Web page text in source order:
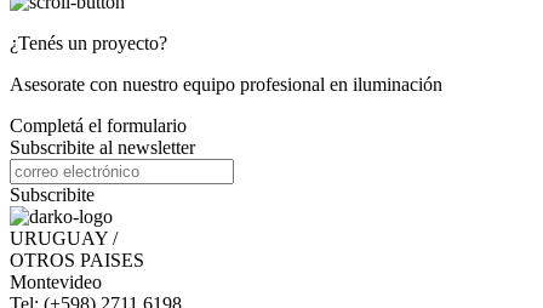
¿Tenés un proyecto?
Asesorate con nuestro equipo profesional en iluminación
Completá el formulario
Subscribite al newsletter
Subscribite
URUGUAY /
OTROS PAISES
Montevideo